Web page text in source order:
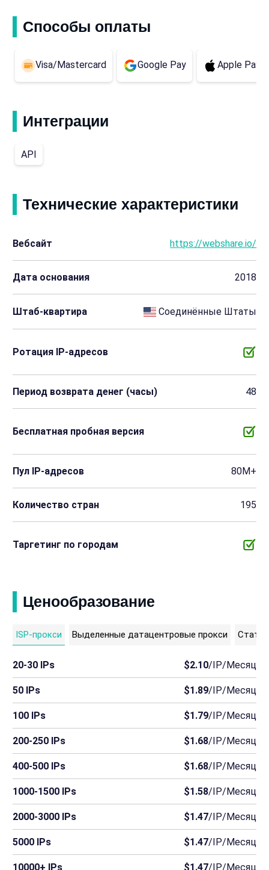
Способы оплаты
Visa/Mastercard Google Pay Apple Pay
Интеграции
API
Технические характеристики
Вебсайт https://webshare.io/
Дата основания 2018
Штаб-квартира Соединённые Штаты
Ротация IP-адресов
Период возврата денег (часы) 48
Бесплатная пробная версия
Пул IP-адресов 80M+
Количество стран 195
Таргетинг по городам
Ценообразование
ISP-прокси Выделенные датацентровые прокси
20-30 IPs $2.10/IP/Месяц
50 IPs $1.89/IP/Месяц
100 IPs $1.79/IP/Месяц
200-250 IPs $1.68/IP/Месяц
400-500 IPs $1.68/IP/Месяц
1000-1500 IPs $1.58/IP/Месяц
2000-3000 IPs $1.47/IP/Месяц
5000 IPs $1.47/IP/Месяц
10000+ IPs $1.47/IP/Месяц